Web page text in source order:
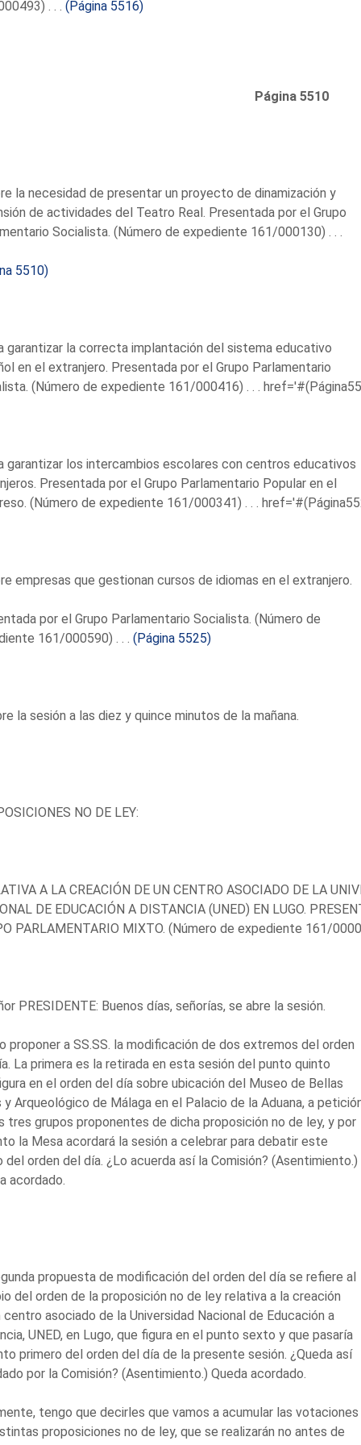
. . . (Página 5516)
Página 5510
la necesidad de presentar un proyecto de dinamización y
de actividades del Teatro Real. Presentada por el Grupo
Socialista. (Número de expediente 161/000130) . . .
5510)
garantizar la correcta implantación del sistema educativo
en el extranjero. Presentada por el Grupo Parlamentario
(Número de expediente 161/000416) . . .
garantizar los intercambios escolares con centros educativos
Presentada por el Grupo Parlamentario Popular en el
(Número de expediente 161/000341) . . .
empresas que gestionan cursos de idiomas en el extranjero.
por el Grupo Parlamentario Socialista. (Número de
161/000590) . . . (Página 5525)
la sesión a las diez y quince minutos de la mañana.
NO DE LEY:
A LA CREACIÓN DE UN CENTRO ASOCIADO DE LA
DE EDUCACIÓN A DISTANCIA (UNED) EN LUGO.
PARLAMENTARIO MIXTO. (Número de expediente 161/
PRESIDENTE: Buenos días, señorías, se abre la sesión.
proponer a SS.SS. la modificación de dos extremos del orden
La primera es la retirada en esta sesión del punto quinto
en el orden del día sobre ubicación del Museo de Bellas
Arqueológico de Málaga en el Palacio de la Aduana, a
tres grupos proponentes de dicha proposición no de ley, y por
la Mesa acordará la sesión a celebrar para debatir este
del orden del día. ¿Lo acuerda así la Comisión? (Asentimiento.)
acordado.
propuesta de modificación del orden del día se refiere al
del orden de la proposición no de ley relativa a la creación
centro asociado de la Universidad Nacional de Educación a
UNED, en Lugo, que figura en el punto sexto y que pasaría
primero del orden del día de la presente sesión. ¿Queda así
por la Comisión? (Asentimiento.) Queda acordado.
tengo que decirles que vamos a acumular las
proposiciones no de ley, que se realizarán no antes de